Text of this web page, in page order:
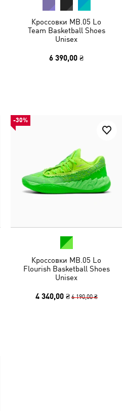
Кроссовки MB.05 Lo
Team Basketball Shoes
Unisex
6 390,00 ₴
-30%
Кроссовки MB.05 Lo
Flourish Basketball Shoes
Unisex
4 340,00 ₴ 6 190,00 ₴